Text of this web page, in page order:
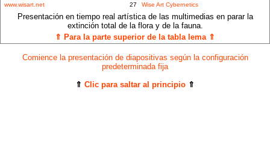
www.wisart.net
27 Wise Art Cybernetics
Presentación en tiempo real artística de las multimedias en parar la
extinción total de la flora y de la fauna.
⇑ Para la parte superior de la tabla lema ⇑
Comience la presentación de diapositivas según la configuración
predeterminada fija
⇑ Clic para saltar al principio ⇑